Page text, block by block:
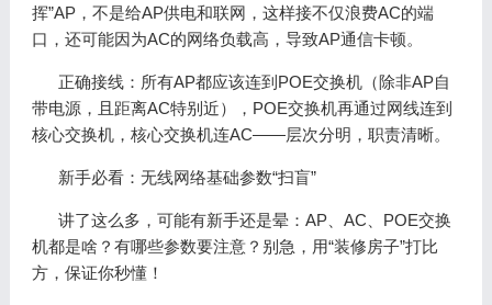
挥”AP，不是给AP供电和联网，这样接不仅浪费AC的端
口，还可能因为AC的网络负载高，导致AP通信卡顿。
正确接线：所有AP都应该连到POE交换机（除非AP自
带电源，且距离AC特别近），POE交换机再通过网线连到
核心交换机，核心交换机连AC——层次分明，职责清晰。
新手必看：无线网络基础参数“扫盲”
讲了这么多，可能有新手还是晕：AP、AC、POE交换
机都是啥？有哪些参数要注意？别急，用“装修房子”打比
方，保证你秒懂！